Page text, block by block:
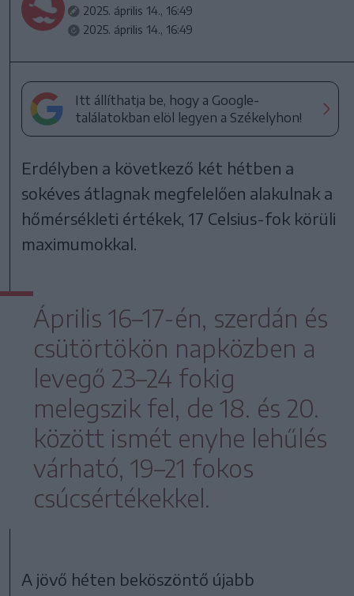
2025. április 14., 16:49
2025. április 14., 16:49
Itt állíthatja be, hogy a Google-
találatokban elöl legyen a Székelyhon!
Erdélyben a következő két hétben a
sokéves átlagnak megfelelően alakulnak a
hőmérsékleti értékek, 17 Celsius-fok körüli
maximumokkal.
Április 16–17-én, szerdán és
csütörtökön napközben a
levegő 23–24 fokig
melegszik fel, de 18. és 20.
között ismét enyhe lehűlés
várható, 19–21 fokos
csúcsértékekkel.
A jövő héten beköszöntő újabb